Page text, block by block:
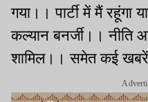
गया।। पार्टी में मैं रहूंगा
कल्यान बनर्जी।। नीति
शामिल।। समेत कई खबरें